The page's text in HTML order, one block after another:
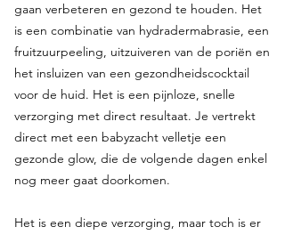
gaan verbeteren en gezond te houden. Het
is een combinatie van hydradermabrasie, een
fruitzuurpeeling, uitzuiveren van de poriën en
het insluizen van een gezondheidscocktail
voor de huid. Het is een pijnloze, snelle
verzorging met direct resultaat. Je vertrekt
direct met een babyzacht velletje een
gezonde glow, die de volgende dagen enkel
nog meer gaat doorkomen.
Het is een diepe verzorging, maar toch is er